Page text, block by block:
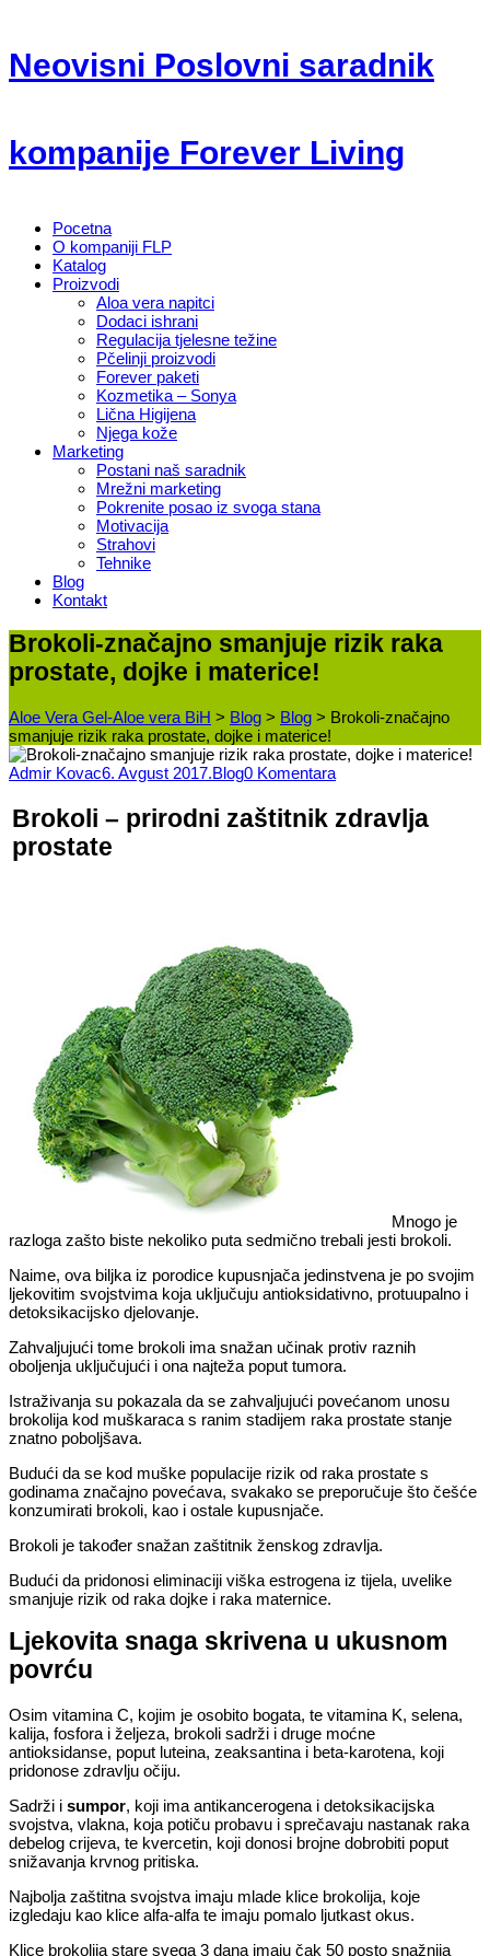
Neovisni Poslovni saradnik
kompanije Forever Living
Pocetna
O kompaniji FLP
Katalog
Proizvodi
Aloa vera napitci
Dodaci ishrani
Regulacija tjelesne težine
Pčelinji proizvodi
Forever paketi
Kozmetika – Sonya
Lična Higijena
Njega kože
Marketing
Postani naš saradnik
Mrežni marketing
Pokrenite posao iz svoga stana
Motivacija
Strahovi
Tehnike
Blog
Kontakt
Brokoli-značajno smanjuje rizik raka
prostate, dojke i materice!
Aloe Vera Gel-Aloe vera BiH > Blog > Blog > Brokoli-značajno
smanjuje rizik raka prostate, dojke i materice!
Admir Kovac6. Avgust 2017.Blog0 Komentara
Brokoli – prirodni zaštitnik zdravlja
prostate
Mnogo je
razloga zašto biste nekoliko puta sedmično trebali jesti brokoli.
Naime, ova biljka iz porodice kupusnjača jedinstvena je po svojim
ljekovitim svojstvima koja uključuju antioksidativno, protuupalno i
detoksikacijsko djelovanje.
Zahvaljujući tome brokoli ima snažan učinak protiv raznih
oboljenja uključujući i ona najteža poput tumora.
Istraživanja su pokazala da se zahvaljujući povećanom unosu
brokolija kod muškaraca s ranim stadijem raka prostate stanje
znatno poboljšava.
Budući da se kod muške populacije rizik od raka prostate s
godinama značajno povećava, svakako se preporučuje što češće
konzumirati brokoli, kao i ostale kupusnjače.
Brokoli je također snažan zaštitnik ženskog zdravlja.
Budući da pridonosi eliminaciji viška estrogena iz tijela, uvelike
smanjuje rizik od raka dojke i raka maternice.
Ljekovita snaga skrivena u ukusnom
povrću
Osim vitamina C, kojim je osobito bogata, te vitamina K, selena,
kalija, fosfora i željeza, brokoli sadrži i druge moćne
antioksidanse, poput luteina, zeaksantina i beta-karotena, koji
pridonose zdravlju očiju.
Sadrži i sumpor, koji ima antikancerogena i detoksikacijska
svojstva, vlakna, koja potiču probavu i sprečavaju nastanak raka
debelog crijeva, te kvercetin, koji donosi brojne dobrobiti poput
snižavanja krvnog pritiska.
Najbolja zaštitna svojstva imaju mlade klice brokolija, koje
izgledaju kao klice alfa-alfa te imaju pomalo ljutkast okus.
Klice brokolija stare svega 3 dana imaju čak 50 posto snažnija